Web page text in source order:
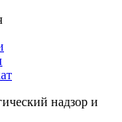
надзор и